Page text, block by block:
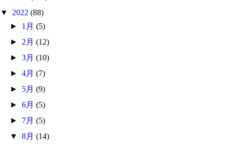
▼ 2022 (88)
► 1月(5)
► 2月(12)
►3月(10)
►4月(7)
► 5月(9)
►6月(5)
► 7月(5)
▼8月(14)